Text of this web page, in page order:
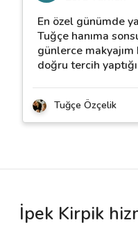
En özel günümde
Tuğçe hanıma
günlerce
doğru tercih
Tuğçe Özçelik
İpek Kirpik